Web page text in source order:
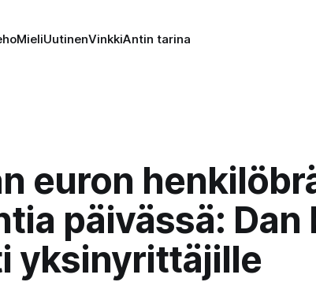
MieliUutinenVinkkiAntin tarina
euron
päivässä: Dan
yksinyrittäjille